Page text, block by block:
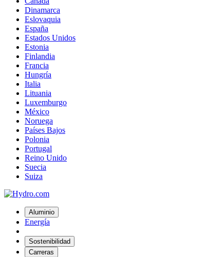
Dinamarca
Eslovaquia
España
Estados Unidos
Estonia
Finlandia
Francia
Hungría
Italia
Lituania
Luxemburgo
México
Noruega
Países Bajos
Polonia
Portugal
Reino Unido
Suecia
Suiza
Aluminio
Energía
Sostenibilidad
Carreras